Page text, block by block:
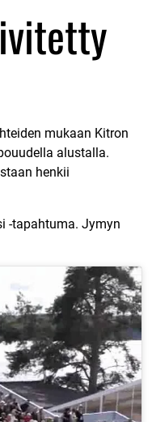
mukaan Kitron
alustalla.
henkii
-tapahtuma. Jymyn